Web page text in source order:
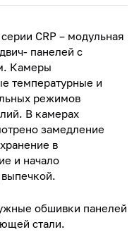
CRP – модульная
панелей с
Камеры
температурные и
режимов
В камерах
замедление
в
и начало
обшивки панелей
стали.